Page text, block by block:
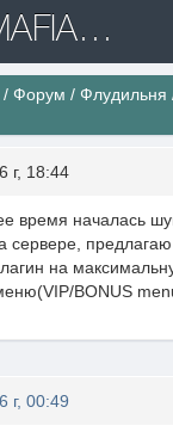
✌ CS-MAFIA.RU ✌ Игровые сервера Counter Strike 1.6
/ Форум / Флудильня
г, 18:44
время началась
сервере,
на
BONUS
г, 00:49